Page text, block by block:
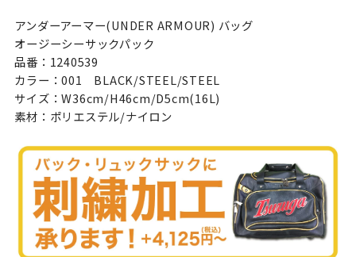
アンダーアーマー(UNDER ARMOUR) バッグ
オージーシーサックパック
品番：1240539
カラー：001 BLACK/STEEL/STEEL
サイズ：W36cm/H46cm/D5cm(16L)
素材：ポリエステル/ナイロン